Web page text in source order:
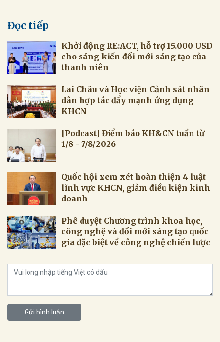
Đọc tiếp
Khởi động RE:ACT, hỗ trợ 15.000 USD
cho sáng kiến đổi mới sáng tạo của
thanh niên
Lai Châu và Học viện Cảnh sát nhân
dân hợp tác đẩy mạnh ứng dụng
KHCN
[Podcast] Điểm báo KH&CN tuần từ
1/8 - 7/8/2026
Quốc hội xem xét hoàn thiện 4 luật
lĩnh vực KHCN, giảm điều kiện kinh
doanh
Phê duyệt Chương trình khoa học,
công nghệ và đổi mới sáng tạo quốc
gia đặc biệt về công nghệ chiến lược
Gửi bình luận